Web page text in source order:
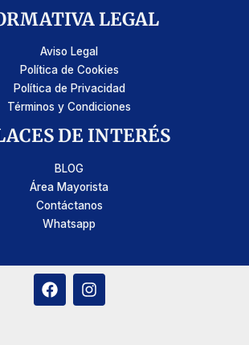
LEGAL
Aviso Legal
Política de Cookies
Política de Privacidad
Términos y Condiciones
DE INTERÉS
BLOG
Área Mayorista
Contáctanos
Whatsapp
F
a
I
n